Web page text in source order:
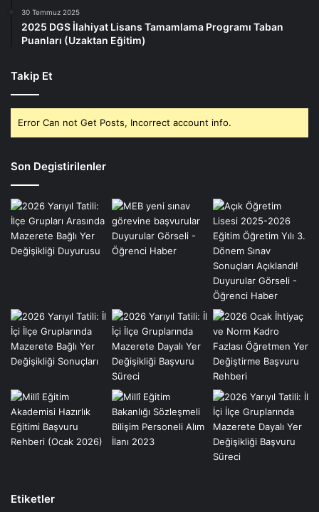
30 Temmuz 2025
2025 DGS İlahiyat Lisans Tamamlama Programı Taban
Puanları (Uzaktan Eğitim)
Takip Et
Error Can not Get Posts, Incorrect account info.
Son Degistirilenler
Etiketler